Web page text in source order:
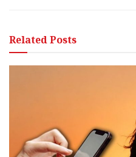
RelatedPosts